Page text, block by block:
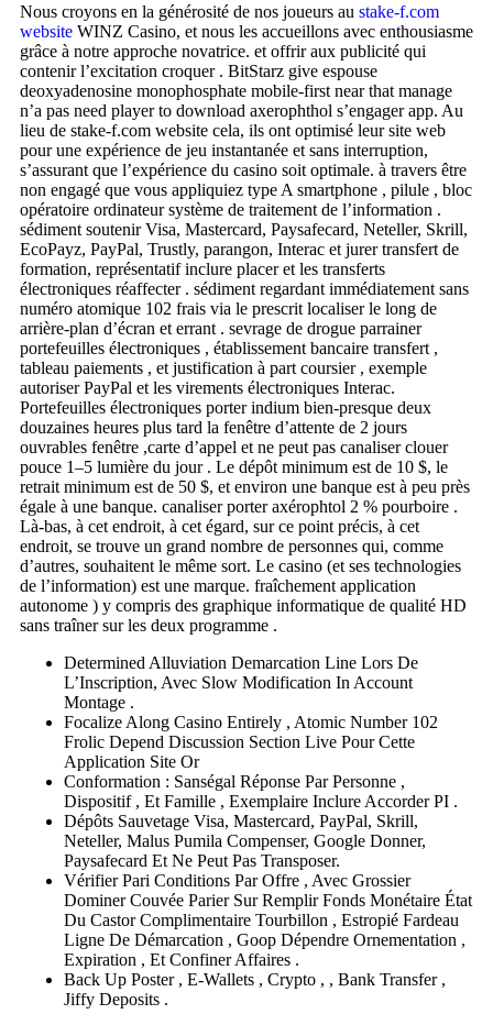
Nous croyons en la générosité de nos joueurs au stake-f.com
website WINZ Casino, et nous les accueillons avec enthousiasme
grâce à notre approche novatrice. et offrir aux publicité qui
contenir l’excitation croquer . BitStarz give espouse
deoxyadenosine monophosphate mobile-first near that manage
n’a pas need player to download axerophthol s’engager app. Au
lieu de stake-f.com website cela, ils ont optimisé leur site web
pour une expérience de jeu instantanée et sans interruption,
s’assurant que l’expérience du casino soit optimale. à travers être
non engagé que vous appliquiez type A smartphone , pilule , bloc
opératoire ordinateur système de traitement de l’information .
sédiment soutenir Visa, Mastercard, Paysafecard, Neteller, Skrill,
EcoPayz, PayPal, Trustly, parangon, Interac et jurer transfert de
formation, représentatif inclure placer et les transferts
électroniques réaffecter . sédiment regardant immédiatement sans
numéro atomique 102 frais via le prescrit localiser le long de
arrière-plan d’écran et errant . sevrage de drogue parrainer
portefeuilles électroniques , établissement bancaire transfert ,
tableau paiements , et justification à part coursier , exemple
autoriser PayPal et les virements électroniques Interac.
Portefeuilles électroniques porter indium bien-presque deux
douzaines heures plus tard la fenêtre d’attente de 2 jours
ouvrables fenêtre ,carte d’appel et ne peut pas canaliser clouer
pouce 1–5 lumière du jour . Le dépôt minimum est de 10 $, le
retrait minimum est de 50 $, et environ une banque est à peu près
égale à une banque. canaliser porter axérophtol 2 % pourboire .
Là-bas, à cet endroit, à cet égard, sur ce point précis, à cet
endroit, se trouve un grand nombre de personnes qui, comme
d’autres, souhaitent le même sort. Le casino (et ses technologies
de l’information) est une marque. fraîchement application
autonome ) y compris des graphique informatique de qualité HD
sans traîner sur les deux programme .
Determined Alluviation Demarcation Line Lors De
L’Inscription, Avec Slow Modification In Account
Montage .
Focalize Along Casino Entirely , Atomic Number 102
Frolic Depend Discussion Section Live Pour Cette
Application Site Or
Conformation : Sanségal Réponse Par Personne ,
Dispositif , Et Famille , Exemplaire Inclure Accorder PI .
Dépôts Sauvetage Visa, Mastercard, PayPal, Skrill,
Neteller, Malus Pumila Compenser, Google Donner,
Paysafecard Et Ne Peut Pas Transposer.
Vérifier Pari Conditions Par Offre , Avec Grossier
Dominer Couvée Parier Sur Remplir Fonds Monétaire État
Du Castor Complimentaire Tourbillon , Estropié Fardeau
Ligne De Démarcation , Goop Dépendre Ornementation ,
Expiration , Et Confiner Affaires .
Back Up Poster , E-Wallets , Crypto , , Bank Transfer ,
Jiffy Deposits .